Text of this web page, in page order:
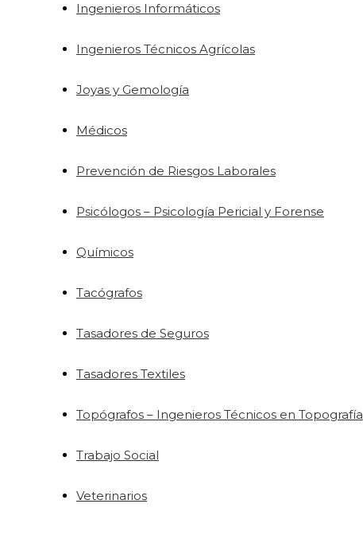
Ingenieros Informáticos
Ingenieros Técnicos Agrícolas
Joyas y Gemología
Médicos
Prevención de Riesgos Laborales
Psicólogos – Psicología Pericial y Forense
Químicos
Tacógrafos
Tasadores de Seguros
Tasadores Textiles
Topógrafos – Ingenieros Técnicos en Topografía
Trabajo Social
Veterinarios